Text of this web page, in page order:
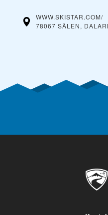
WWW.SKISTAR.COM/
78067 SÄLEN,